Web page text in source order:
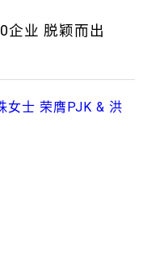
企业 脱颖而出